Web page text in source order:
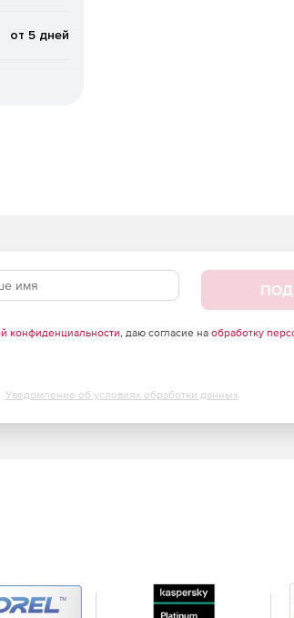
от 5 дней
конфиденциальности, даю согласие на обработку
Уведомление об условиях обработки данных